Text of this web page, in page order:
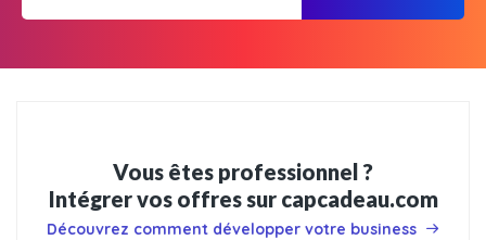
Vous êtes professionnel ?
Intégrer vos offres sur capcadeau.com
Découvrez comment développer votre business